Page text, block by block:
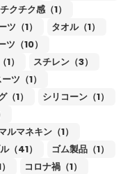
チクチク感（1）
（1）
タオル（1）
ツ（10）
）
スチレン（3）
ツ（1）
1）
シリコーン（1）
ルマネキン（1）
（41）
ゴム製品（1）
コロナ禍（1）